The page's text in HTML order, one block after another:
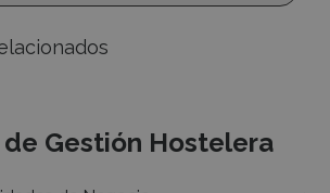
Gestión Hostelera